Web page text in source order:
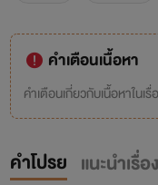
คำเตือนเนื้อหา
คำเตือนเกี่ยวกับเนื้อหาในเ
คำโปรย แนะนำเรื่อง